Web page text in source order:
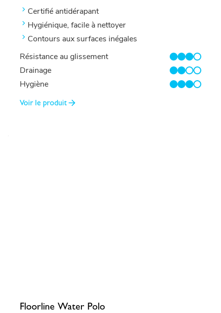
Certifié antidérapant
Hygiénique, facile à nettoyer
Contours aux surfaces inégales
Résistance au glissement
3/4
Drainage
2/4
Hygiène
3/4
Voir le produit
Floorline Water Polo